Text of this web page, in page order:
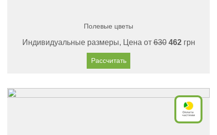
Полевые цветы
Индивидуальные размеры, Цена от630 462грн
Рассчитать